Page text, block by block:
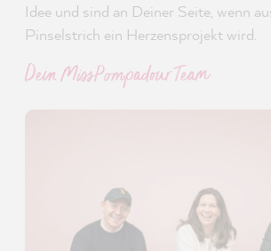
Idee und sind an Deiner Seite, wenn
Pinselstrich ein Herzensprojekt wird.
Dein MissPompadour Team